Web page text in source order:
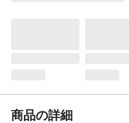
商品の詳細